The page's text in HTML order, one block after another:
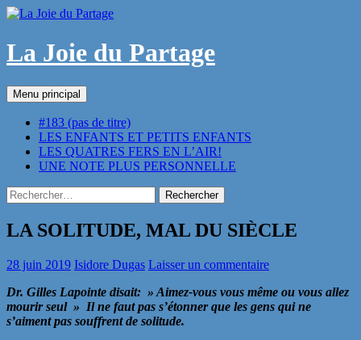
Aller
contenu
La Joie du Partage
Recherche
Menu principal
#183 (pas de titre)
LES ENFANTS ET PETITS ENFANTS
LES QUATRES FERS EN L’AIR!
UNE NOTE PLUS PERSONNELLE
Rechercher :
LA SOLITUDE, MAL DU SIÈCLE
28 juin 2019 Isidore Dugas Laisser un commentaire
Dr. Gilles Lapointe disait: » Aimez-vous vous même ou vous allez
mourir seul » Il ne faut pas s’étonner que les gens qui ne
s’aiment pas souffrent de solitude.